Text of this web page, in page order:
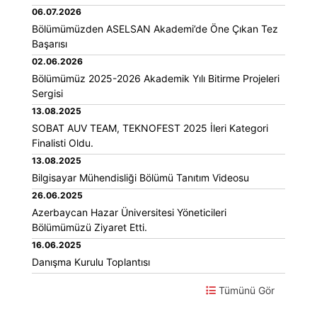
06.07.2026
Bölümümüzden ASELSAN Akademi’de Öne Çıkan Tez
Başarısı
02.06.2026
Bölümümüz 2025-2026 Akademik Yılı Bitirme Projeleri
Sergisi
13.08.2025
SOBAT AUV TEAM, TEKNOFEST 2025 İleri Kategori
Finalisti Oldu.
13.08.2025
Bilgisayar Mühendisliği Bölümü Tanıtım Videosu
26.06.2025
Azerbaycan Hazar Üniversitesi Yöneticileri
Bölümümüzü Ziyaret Etti.
16.06.2025
Danışma Kurulu Toplantısı
Tümünü Gör